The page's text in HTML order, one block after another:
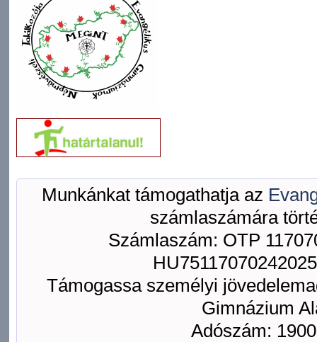
Munkánkat támogathatja az
számlaszámára
Számlaszám: OTP
Támogassa személyi
Gimnázium
Adószám: